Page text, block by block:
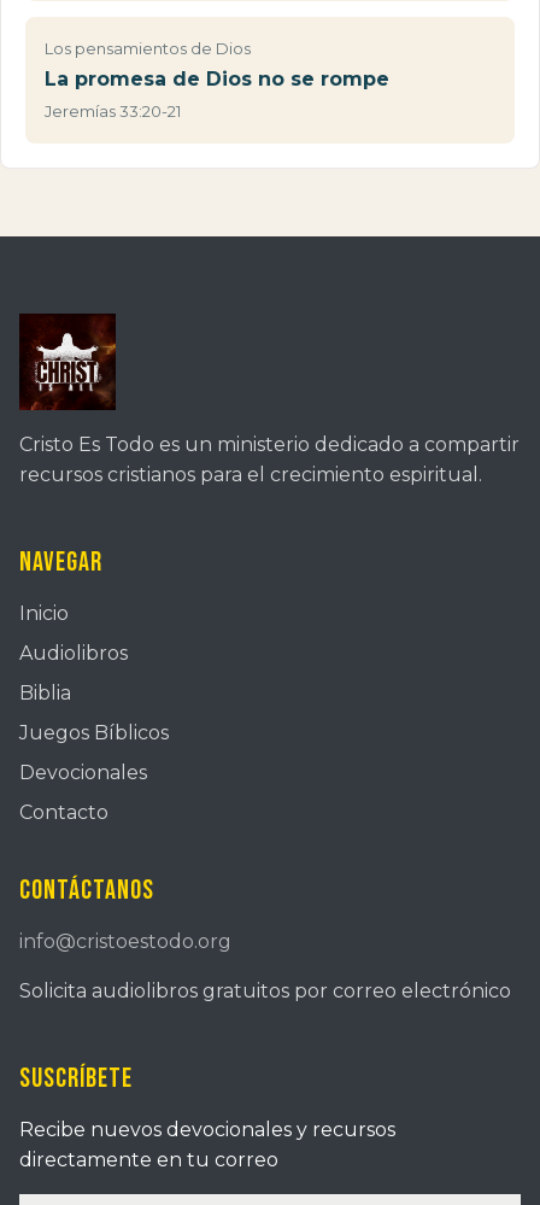
Los pensamientos de Dios
La promesa de Dios no se rompe
Jeremías 33:20-21
Cristo Es Todo es un ministerio dedicado a compartir
recursos cristianos para el crecimiento espiritual.
Navegar
Inicio
Audiolibros
Biblia
Juegos Bíblicos
Devocionales
Contacto
Contáctanos
info@cristoestodo.org
Solicita audiolibros gratuitos por correo electrónico
Suscríbete
Recibe nuevos devocionales y recursos
directamente en tu correo